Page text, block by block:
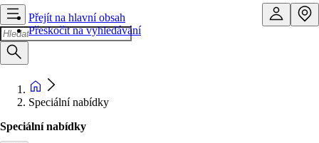
Přejít na hlavní obsah
Přeskočit na vyhledávání
Speciální nabídky
Speciální nabídky